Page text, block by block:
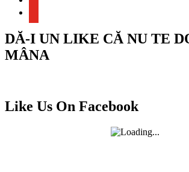
DĂ-I UN LIKE CĂ NU TE
MÂNA
Like Us On Facebook